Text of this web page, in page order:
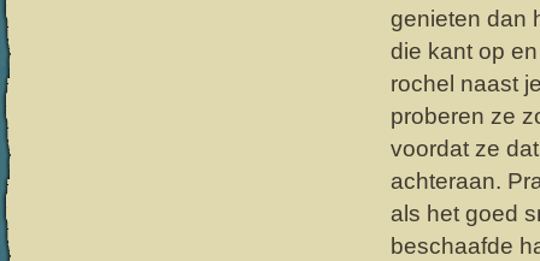
genieten dan
die kant op
rochel naast
proberen ze
voordat ze
achteraan.
als het goed
beschaafde